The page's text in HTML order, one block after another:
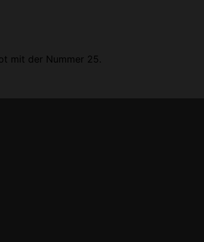
mit der Nummer 25.